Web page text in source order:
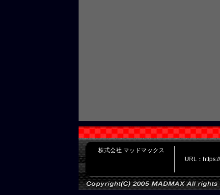
株式会社 マッドマックス
URL：